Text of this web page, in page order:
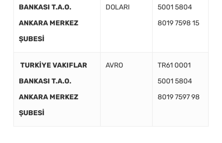
BANKASI T.A.O.
ANKARA MERKEZ
ŞUBESİ
DOLARI
5001 5804
8019 7598 15
TURKİYE VAKIFLAR
BANKASI T.A.O.
ANKARA MERKEZ
ŞUBESİ
AVRO
TR61 0001
5001 5804
8019 7597 98